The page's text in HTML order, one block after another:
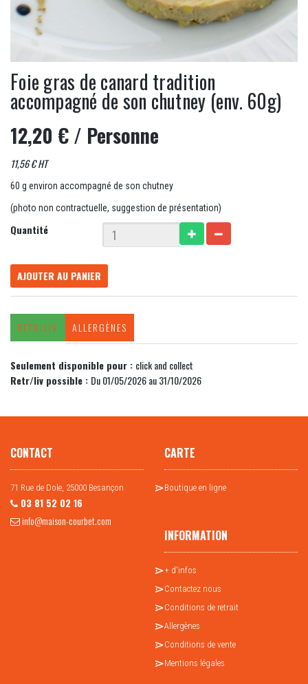
Foie gras de canard tradition
accompagné de son chutney (env. 60g)
12,20 €/ Personne
11,56 € HT
60 g environ accompagné de son chutney
(photo non contractuelle, suggestion de présentation)
Quantité
AJOUTER AU PANIER
RETR/LIV ALLERGÈNES
Seulement disponible pour : click and collect
Retr/liv possible : Du 01/05/2026 au 31/10/2026
CONTACT
71 Rue de Dole, 25000 Besançon
03 81 52 02 16
info@maison-courbet.com
CARTE
Boutique en ligne
INFORMATION
+ d'infos
Contactez nous
Conditions de retrait
Allergènes
Conditions de vente
Mentions légales